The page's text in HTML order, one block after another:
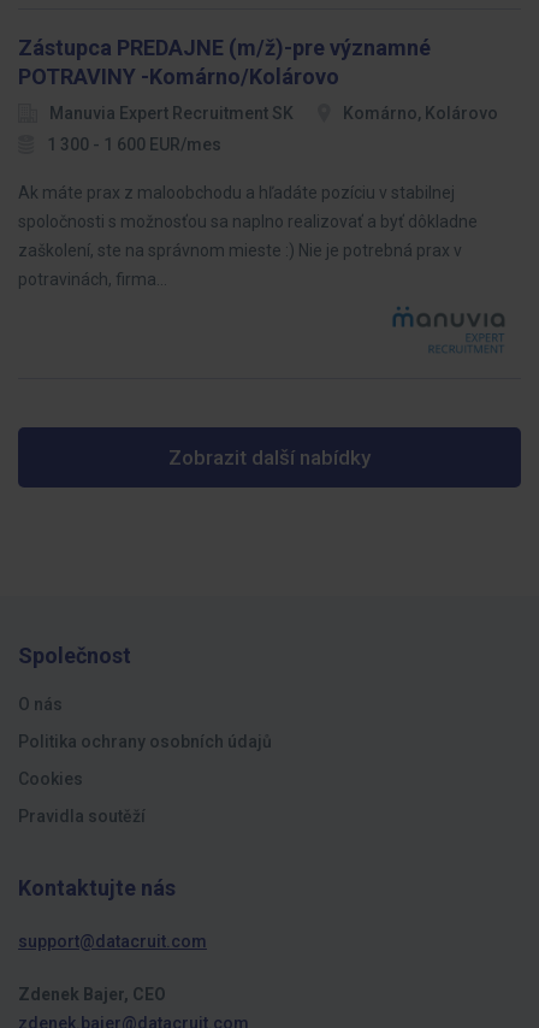
Zástupca PREDAJNE (m/ž)-pre významné
POTRAVINY -Komárno/Kolárovo
Manuvia Expert Recruitment SK
Komárno, Kolárovo
1 300 - 1 600 EUR/mes
Ak máte prax z maloobchodu a hľadáte pozíciu v stabilnej
spoločnosti s možnosťou sa naplno realizovať a byť dôkladne
zaškolení, ste na správnom mieste :) Nie je potrebná prax v
potravinách, firma…
Zobrazit další nabídky
Společnost
O nás
Politika ochrany osobních údajů
Cookies
Pravidla soutěží
Kontaktujte nás
support@datacruit.com
Zdenek Bajer, CEO
zdenek.bajer@datacruit.com